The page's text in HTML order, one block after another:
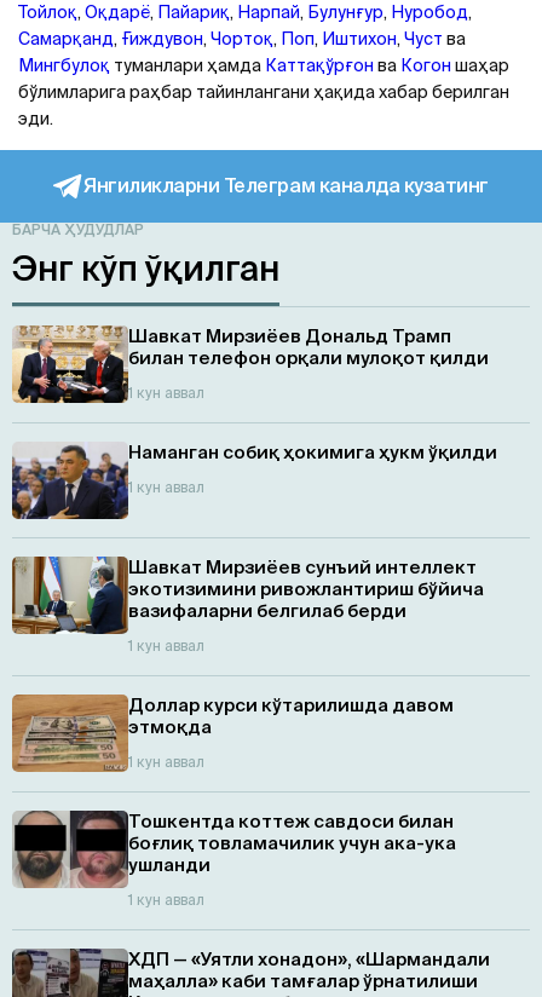
Тойлоқ, Оқдарё, Пайариқ, Нарпай, Булунғур, Нуробод,
Самарқанд, Ғиждувон, Чортоқ, Поп, Иштихон, Чуст ва
Мингбулоқ туманлари ҳамда Каттақўрғон ва Когон шаҳар
бўлимларига раҳбар тайинлангани ҳақида хабар берилган
эди.
Янгиликларни Телеграм каналда кузатинг
БАРЧА ҲУДУДЛАР
Энг кўп ўқилган
Шавкат Мирзиёев Дональд Трамп
билан телефон орқали мулоқот қилди
1 кун аввал
Наманган собиқ ҳокимига ҳукм ўқилди
1 кун аввал
Шавкат Мирзиёев сунъий интеллект
экотизимини ривожлантириш бўйича
вазифаларни белгилаб берди
1 кун аввал
Доллар курси кўтарилишда давом
этмоқда
1 кун аввал
Тошкентда коттеж савдоси билан
боғлиқ товламачилик учун ака-ука
ушланди
1 кун аввал
ХДП — «Уятли хонадон», «Шармандали
маҳалла» каби тамғалар ўрнатилиши